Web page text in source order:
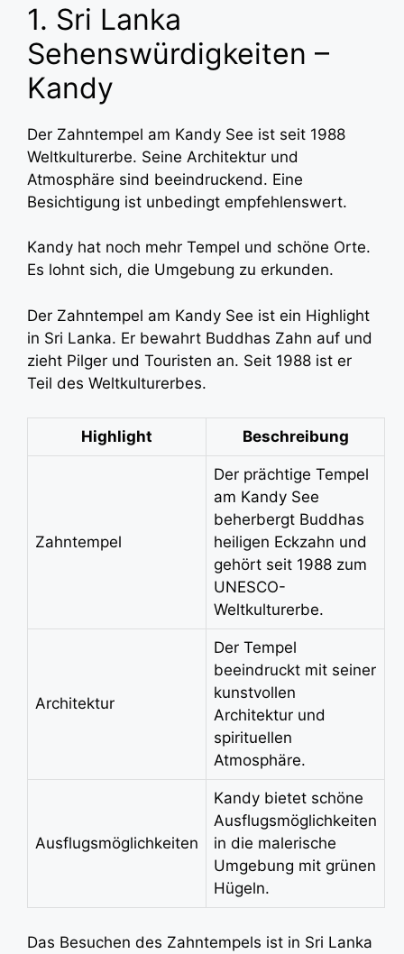
1. Sri Lanka
Sehenswürdigkeiten –
Kandy
Der Zahntempel am Kandy See ist seit 1988
Weltkulturerbe. Seine Architektur und
Atmosphäre sind beeindruckend. Eine
Besichtigung ist unbedingt empfehlenswert.
Kandy hat noch mehr Tempel und schöne Orte.
Es lohnt sich, die Umgebung zu erkunden.
Der Zahntempel am Kandy See ist ein Highlight
in Sri Lanka. Er bewahrt Buddhas Zahn auf und
zieht Pilger und Touristen an. Seit 1988 ist er
Teil des Weltkulturerbes.
Highlight Beschreibung
Zahntempel
Der prächtige Tempel
am Kandy See
beherbergt Buddhas
heiligen Eckzahn und
gehört seit 1988 zum
UNESCO-
Weltkulturerbe.
Architektur
Der Tempel
beeindruckt mit seiner
kunstvollen
Architektur und
spirituellen
Atmosphäre.
Ausflugsmöglichkeiten
Kandy bietet schöne
Ausflugsmöglichkeiten
in die malerische
Umgebung mit grünen
Hügeln.
Das Besuchen des Zahntempels ist in Sri Lanka